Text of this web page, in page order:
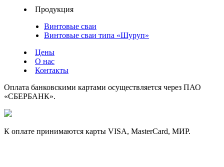
Продукция
Винтовые сваи
Винтовые сваи типа «Шуруп»
Цены
О нас
Контакты
Оплата банковскими картами осуществляется через ПАО
«СБЕРБАНК».
К оплате принимаются карты VISA, MasterCard, МИР.